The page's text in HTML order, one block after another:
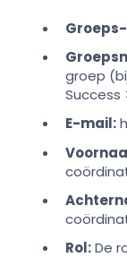
groep
Success
E-mail:
Rol:De